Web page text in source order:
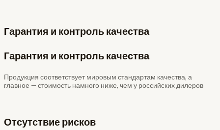
Гарантия и контроль качества
Гарантия и контроль качества
Продукция соответствует мировым стандартам качества, а
главное — стоимость намного ниже, чем у российских дилеров
Отсутствие рисков